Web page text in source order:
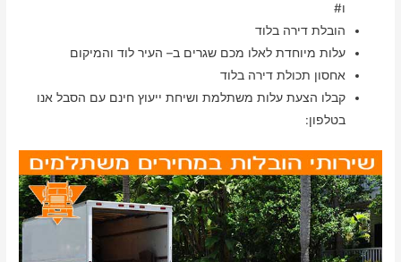
ו#
הובלת דירה בלוד
עלות מיוחדת לאלו מכם שגרים ב– העיר לוד והמיקום
אחסון תכולת דירה בלוד
קבלו הצעת עלות משתלמת ושיחת ייעוץ חינם עם הסבל אנו
בטלפון: